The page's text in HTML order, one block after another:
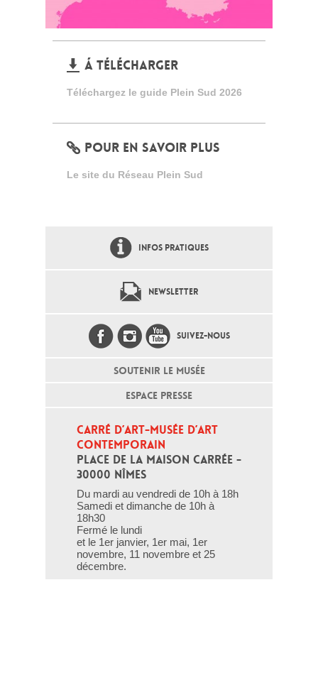
Á TÉLÉCHARGER
Téléchargez le guide Plein Sud 2026
POUR EN SAVOIR PLUS
Le site du Réseau Plein Sud
INFOS PRATIQUES
NEWSLETTER
SUIVEZ-NOUS
SOUTENIR LE MUSÉE
ESPACE PRESSE
CARRÉ D’ART-MUSÉE D’ART
CONTEMPORAIN
PLACE DE LA MAISON CARRÉE -
30000 NÎMES
Du mardi au vendredi de 10h à 18h
Samedi et dimanche de 10h à
18h30
Fermé le lundi
et le 1er janvier, 1er mai, 1er
novembre, 11 novembre et 25
décembre.